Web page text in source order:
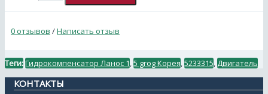
0 отзывов /Написать отзыв
Теги:Гидрокомпенсатор Ланос 1 5 grog Корея 5233315 Двигатель
КОНТАКТЫ